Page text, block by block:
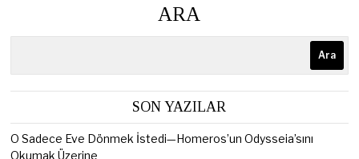
ARA
Ara
SON YAZILAR
O Sadece Eve Dönmek İstedi—Homeros’un Odysseia’sını
Okumak Üzerine